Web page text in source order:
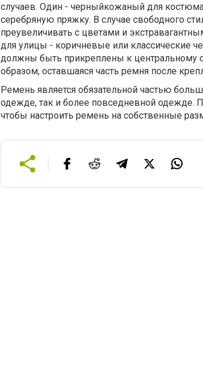
случаев. Один - черныйкожаный для
серебряную пряжку. В случае свободного
преувеличивать с цветами и
для улицы - коричневые или классические
должны быть прикреплены к центральному
образом, оставшаяся часть ремня после
Ремень является обязательной частью
одежде, так и более повседневной одежде.
чтобы настроить ремень на собственные